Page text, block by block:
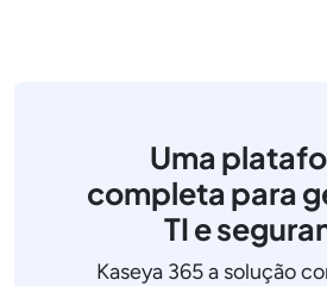
Uma
completa para
TI e
Kaseya 365 a solução